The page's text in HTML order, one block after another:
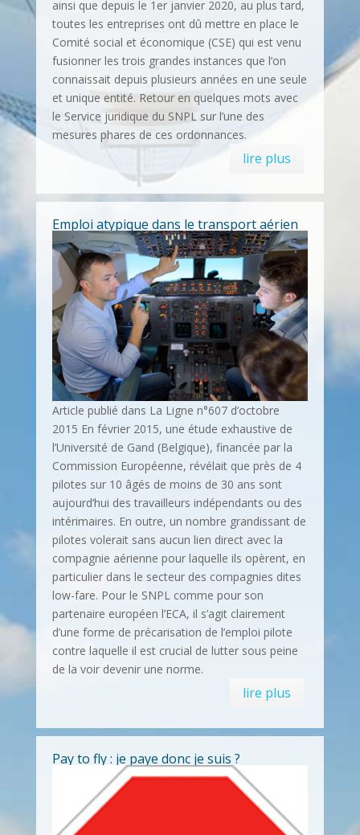
ainsi que depuis le 1er janvier 2020, au plus tard,
toutes les entreprises ont dû mettre en place le
Comité social et économique (CSE) qui est venu
fusionner les trois grandes instances que l’on
connaissait depuis plusieurs années en une seule
et unique entité. Retour en quelques mots avec
le Service juridique du SNPL sur l’une des
mesures phares de ces ordonnances.
lire plus
Emploi atypique dans le transport aérien
Article publié dans La Ligne n°607 d’octobre
2015 En février 2015, une étude exhaustive de
l’Université de Gand (Belgique), financée par la
Commission Européenne, révélait que près de 4
pilotes sur 10 âgés de moins de 30 ans sont
aujourd’hui des travailleurs indépendants ou des
intérimaires. En outre, un nombre grandissant de
pilotes volerait sans aucun lien direct avec la
compagnie aérienne pour laquelle ils opèrent, en
particulier dans le secteur des compagnies dites
low-fare. Pour le SNPL comme pour son
partenaire européen l’ECA, il s’agit clairement
d’une forme de précarisation de l’emploi pilote
contre laquelle il est crucial de lutter sous peine
de la voir devenir une norme.
lire plus
Pay to fly : je paye donc je suis ?